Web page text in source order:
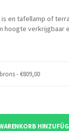
is en tafellamp of
hoogte verkrijgbaar
- €809,00